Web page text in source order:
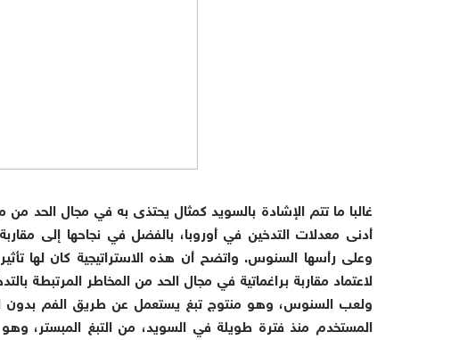
غالبا ما تتم الإشادة بالسويد كمثال يحتذى به في مجال الحد من
أدنى معدلات التدخين في أوروبا، بالفضل في نجاحها إلى مقاربة
وعلى رأسها السنوس. واتضح أن هذه الاستراتيجية كان لها
لاعتماد مقاربة براغماتية في مجال الحد من المخاطر المرتبطة
ولعب السنوس، وهو منتوج تبغ يستعمل عن طريق الفم بدون
المستخدم منذ فترة طويلة في السويد، من التبغ